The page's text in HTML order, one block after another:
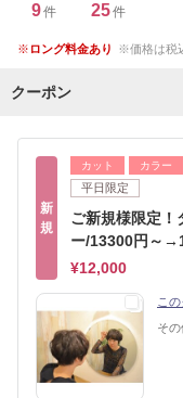
9件 25件
ロング料金あり 価格は税
クーポン
新
規
カット カラー
平日限定
ご新規様限定！
ー/13300円～
¥12,000
こ
その